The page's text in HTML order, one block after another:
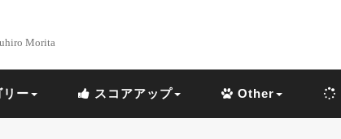
Morita
ー スコアアップ Other